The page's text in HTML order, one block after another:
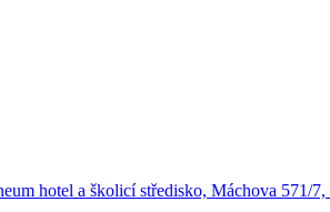
hotel a školicí středisko, Máchova 571/